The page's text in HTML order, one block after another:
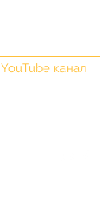
YouTube канал